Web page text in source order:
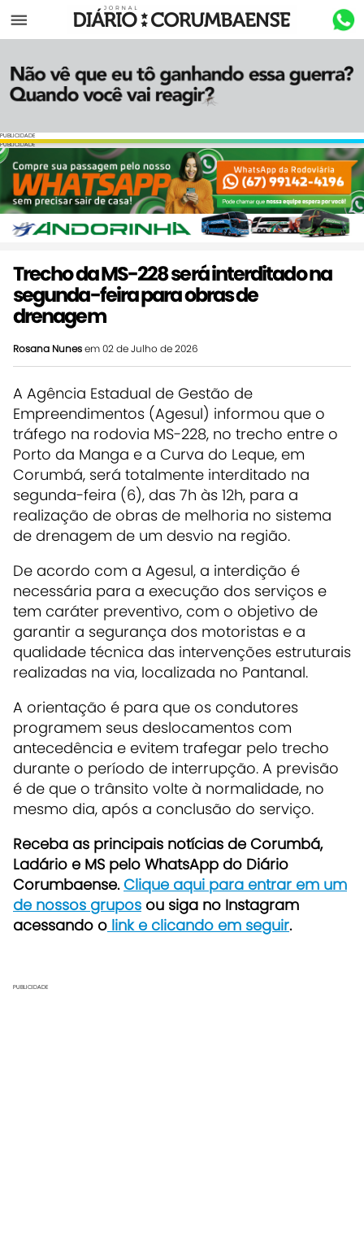
Menu
PUBLICIDADE
PUBLICIDADE
Trecho da MS-228 será interditado na
segunda-feira para obras de
drenagem
Rosana Nunesem 02 de Julho de 2026
A Agência Estadual de Gestão de
Empreendimentos (Agesul) informou que o
tráfego na rodovia MS-228, no trecho entre o
Porto da Manga e a Curva do Leque, em
Corumbá, será totalmente interditado na
segunda-feira (6), das 7h às 12h, para a
realização de obras de melhoria no sistema
de drenagem de um desvio na região.
De acordo com a Agesul, a interdição é
necessária para a execução dos serviços e
tem caráter preventivo, com o objetivo de
garantir a segurança dos motoristas e a
qualidade técnica das intervenções estruturais
realizadas na via, localizada no Pantanal.
A orientação é para que os condutores
programem seus deslocamentos com
antecedência e evitem trafegar pelo trecho
durante o período de interrupção. A previsão
é de que o trânsito volte à normalidade, no
mesmo dia, após a conclusão do serviço.
Receba as principais notícias de Corumbá,
Ladário e MS pelo WhatsApp do Diário
Corumbaense.Clique aqui para entrar em um
de nossos grupos ou siga no Instagram
acessando o link e clicando em seguir.
PUBLICIDADE